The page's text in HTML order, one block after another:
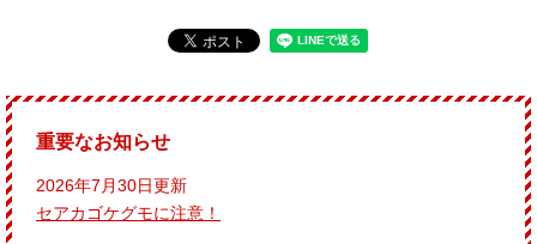
重要なお知らせ
2026年7月30日更新
セアカゴケグモに注意！